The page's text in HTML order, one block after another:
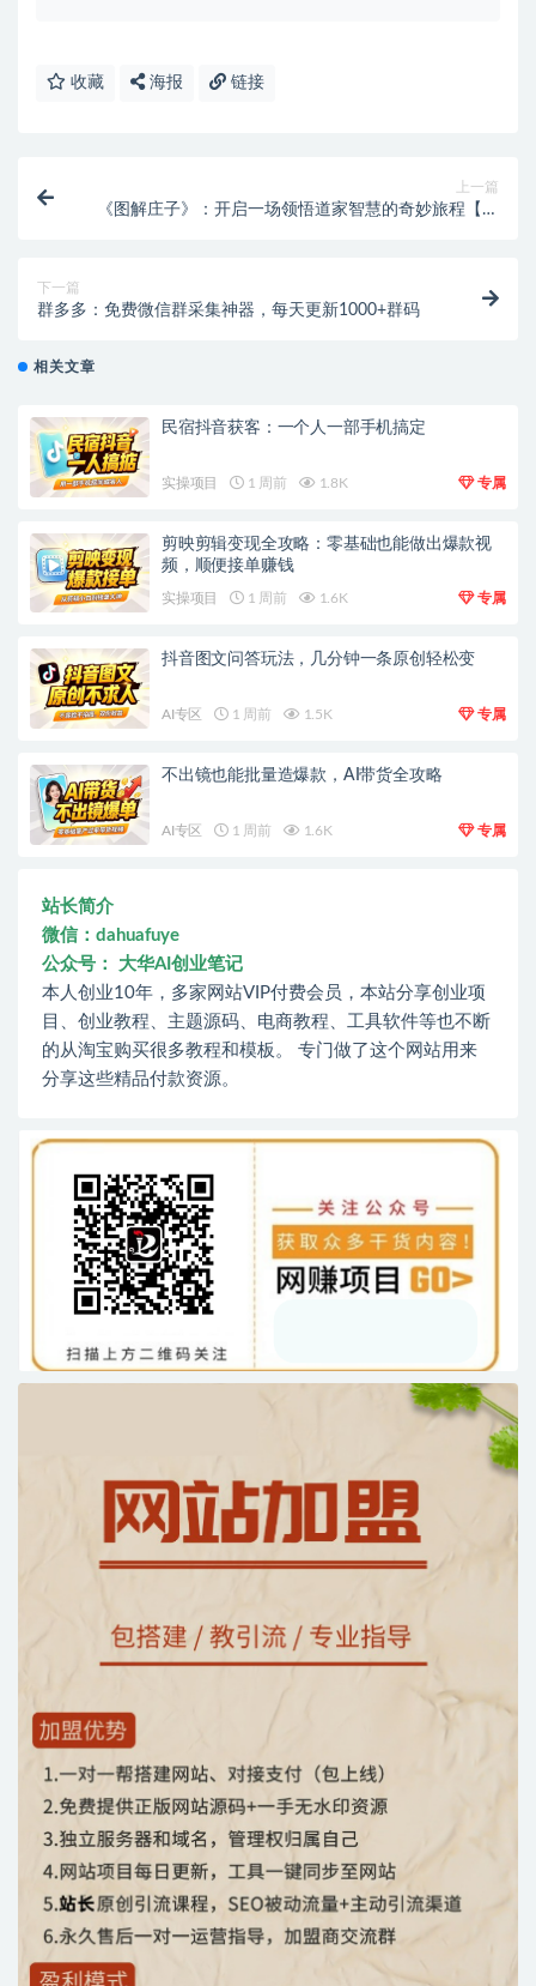
收藏 海报 链接
上一篇
《图解庄子》：开启一场领悟道家智慧的奇妙旅程【虚
下一篇
群多多：免费微信群采集神器，每天更新1000+群码
相关文章
民宿抖音获客：一个人一部手机搞定
实操项目 1 周前 1.8K 专属
剪映剪辑变现全攻略：零基础也能做出爆款视
频，顺便接单赚钱
实操项目 1 周前 1.6K 专属
抖音图文问答玩法，几分钟一条原创轻松变
AI专区 1 周前 1.5K 专属
不出镜也能批量造爆款，AI带货全攻略
AI专区 1 周前 1.6K 专属
站长简介
微信：dahuafuye
公众号： 大华AI创业笔记
本人创业10年，多家网站VIP付费会员，本站分享创业项
目、创业教程、主题源码、电商教程、工具软件等也不断
的从淘宝购买很多教程和模板。 专门做了这个网站用来
分享这些精品付款资源。